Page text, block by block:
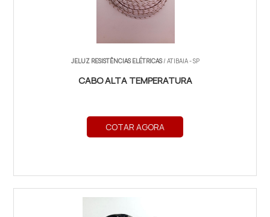
JELUZ RESISTÊNCIAS ELÉTRICAS/ ATIBAIA - SP
CABO ALTA TEMPERATURA
COTAR AGORA